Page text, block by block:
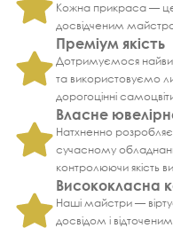
Кожна прикраса —
досвідченим
Преміум якість
Дотримуємося
та використовуємо
дорогоцінні
Власне
Натхненно
сучасному
контролюючи якість
Висококласна
Наші майстри —
досвідом і